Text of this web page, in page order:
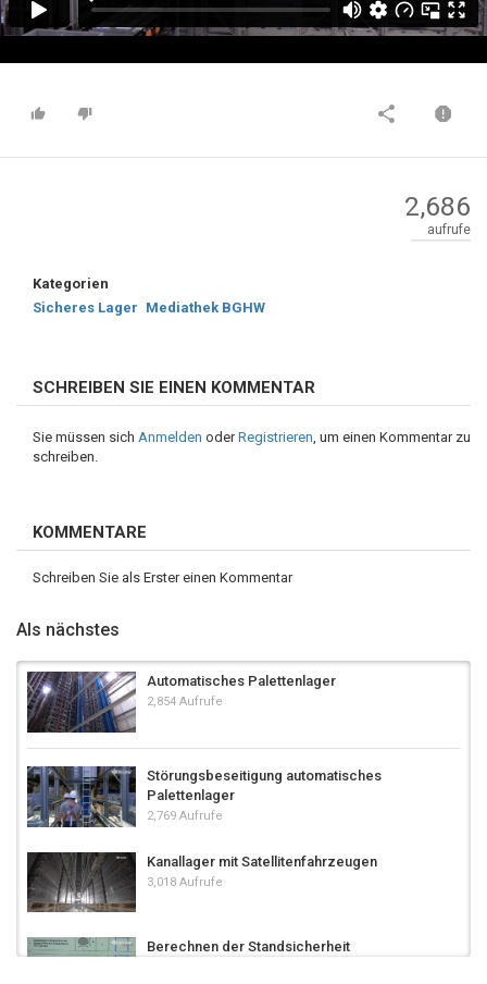
2,686
aufrufe
Kategorien
Sicheres Lager Mediathek BGHW
SCHREIBEN SIE EINEN KOMMENTAR
Sie müssen sich Anmelden oderRegistrieren , um einen Kommentar zu
schreiben.
KOMMENTARE
Schreiben Sie als Erster einen Kommentar
Als nächstes
Automatisches Palettenlager
2,854 Aufrufe
Störungsbeseitigung automatisches
Palettenlager
2,769 Aufrufe
Kanallager mit Satellitenfahrzeugen
3,018 Aufrufe
Berechnen der Standsicherheit